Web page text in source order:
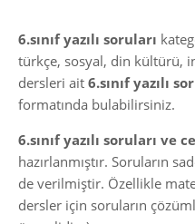
6.sınıf yazılı soruları
türkçe, sosyal, din kültürü,
dersleri ait 6.sınıf yazılı
formatında bulabilirsiniz.
6.sınıf yazılı soruları ve
hazırlanmıştır. Soruların
de verilmiştir. Özellikle
dersler için soruların